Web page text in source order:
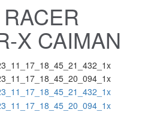
X CAIMAN